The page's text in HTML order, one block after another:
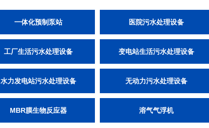
一体化预制泵站 医院污水处理设备
工厂生活污水处理设备 变电站生活污水处理设备
水力发电站污水处理设备 无动力污水处理设备
MBR膜生物反应器 溶气气浮机